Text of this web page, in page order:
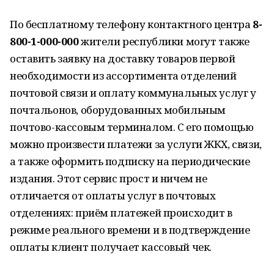
По бесплатному телефону контактного центра 8-
800-1-000-000жители республики могут также
оставить заявку на доставку товаров первой
необходимости из ассортимента отделений
почтовой связи и оплату коммунальных услуг у
почтальонов, оборудованных мобильным
почтово-кассовым терминалом. С его помощью
можно произвести платежи за услуги ЖКХ, связи,
а также оформить подписку на периодические
издания. Этот сервис прост и ничем не
отличается от оплаты услуг в почтовых
отделениях: приём платежей происходит в
режиме реального времени и в подтверждение
оплаты клиент получает кассовый чек.